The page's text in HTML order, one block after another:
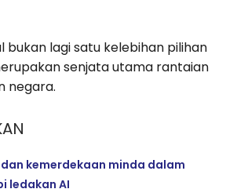
bukan lagi satu kelebihan pilihan
senjata utama rantaian
negara.
kemerdekaan minda dalam
ledakan AI